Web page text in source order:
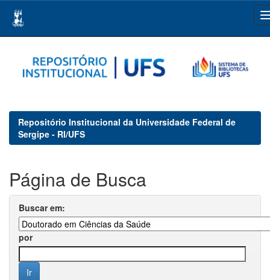
navigation
Repositório Institucional da Universidade Federal de
Sergipe - RI/UFS
Página de Busca
Buscar em:
por